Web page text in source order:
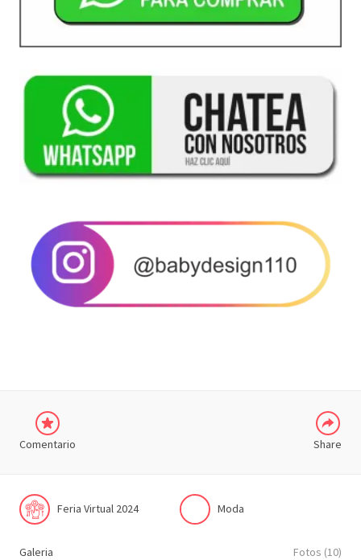
Comentario Share
Feria Virtual 2024 Moda
Galeria Fotos (10)